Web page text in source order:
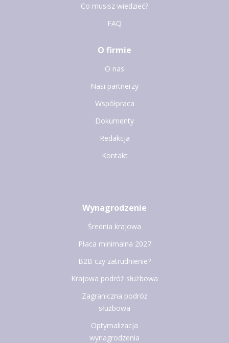
Co musisz wiedzieć?
FAQ
O firmie
O nas
Nasi partnerzy
Współpraca
Dokumenty
Redakcja
Kontakt
Wynagrodzenie
Średnia krajowa
Płaca minimalna 2027
B2B czy zatrudnienie?
Krajowa podróż służbowa
Zagraniczna podróż
służbowa
Optymalizacja
wynagrodzenia